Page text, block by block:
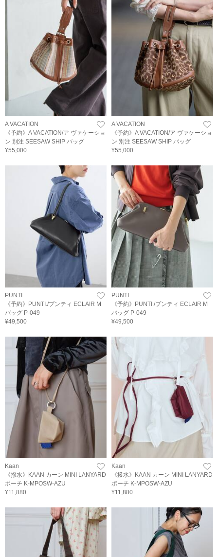
A VACATION
《予約》A VACATION/ア ヴァケーショ
ン 別注 SEESAW SHIP バッグ
¥55,000
A VACATION
《予約》A VACATION/ア ヴァケーショ
ン 別注 SEESAW SHIP バッグ
¥55,000
PUNTI.
《予約》PUNTI./プンティ ECLAIR M
バッグ P-049
¥49,500
PUNTI.
《予約》PUNTI./プンティ ECLAIR M
バッグ P-049
¥49,500
Kaan
《撥水》KAAN カーン MINI LANYARD
ポーチ K-MPOSW-AZU
¥11,880
Kaan
《撥水》KAAN カーン MINI LANYARD
ポーチ K-MPOSW-AZU
¥11,880